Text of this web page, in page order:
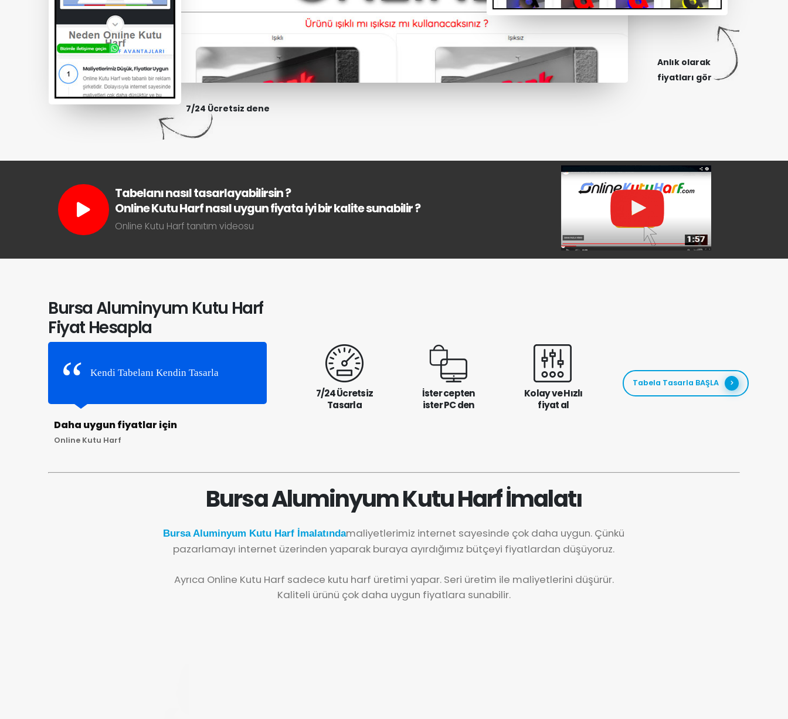
7/24 Ücretsiz dene
Anlık olarak
fiyatları gör
Tabelanı nasıl tasarlayabilirsin ?
Online Kutu Harf nasıl uygun fiyata iyi bir kalite sunabilir ?
Online Kutu Harf tanıtım videosu
Bursa Aluminyum Kutu Harf
Fiyat Hesapla
Kendi Tabelanı Kendin Tasarla
Daha uygun fiyatlar için
Online Kutu Harf
7/24 Ücretsiz
Tasarla
İster cepten
ister PC den
Kolay ve Hızlı
fiyat al
Tabela Tasarla BAŞLA
Bursa Aluminyum Kutu Harf İmalatı
Bursa Aluminyum Kutu Harf İmalatındamaliyetlerimiz internet sayesinde çok daha uygun. Çünkü
pazarlamayı internet üzerinden yaparak buraya ayırdığımız bütçeyi fiyatlardan düşüyoruz.
Ayrıca Online Kutu Harf sadece kutu harf üretimi yapar. Seri üretim ile maliyetlerini düşürür.
Kaliteli ürünü çok daha uygun fiyatlara sunabilir.